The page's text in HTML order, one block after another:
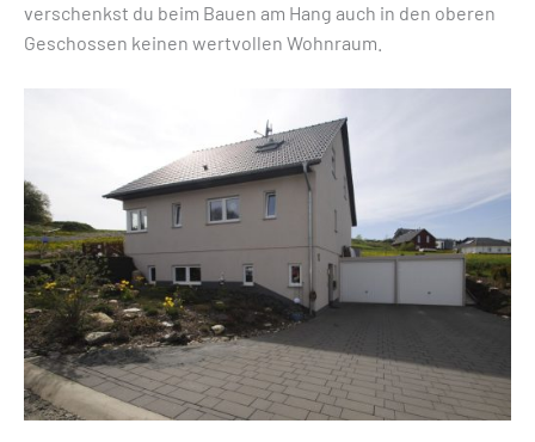
verschenkst du beim Bauen am Hang auch in den oberen
Geschossen keinen wertvollen Wohnraum.